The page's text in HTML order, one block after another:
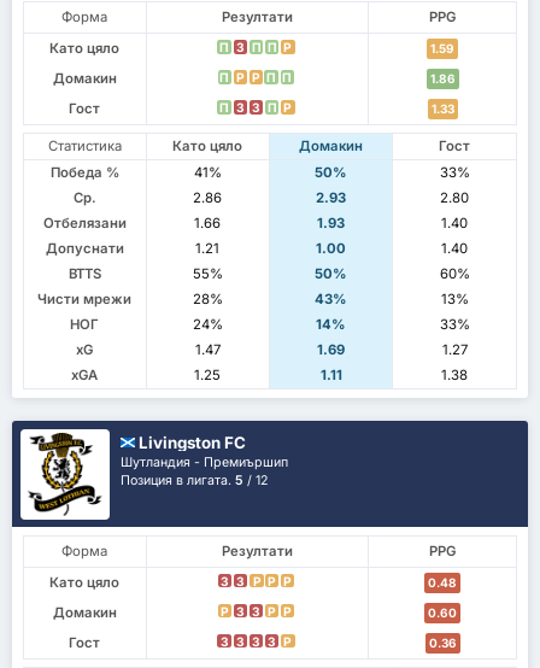
Форма Резултати
PPG
Като цяло
П З П П P 1.59
Домакин П P P П П 1.86
Гост П З З П P 1.33
Статистика Като цяло Домакин
Гост
Победа %
41% 50%
33%
Ср.
2.86 2.93
2.80
Отбелязани
1.66 1.93
1.40
Допуснати
1.21 1.00
1.40
BTTS
55% 50%
60%
Чисти мрежи
28% 43%
13%
НОГ
24% 14%
33%
xG
1.47 1.69
1.27
xGA
1.25 1.11 1.38
Livingston FC
Шутландия - Премиършип
Позиция в лигата.5 / 12
Форма Резултати
PPG
Като цяло
З З P P P 0.48
Домакин P З З P P 0.60
Гост З З З З P 0.36